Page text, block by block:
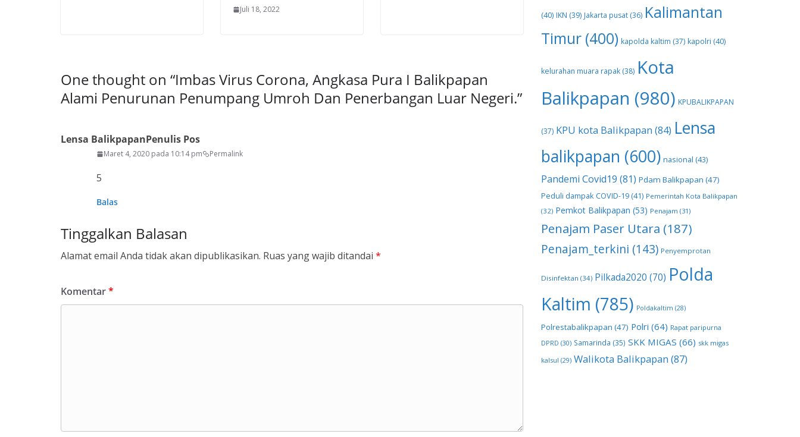
Juli 18, 2022
One thought on “Imbas Virus Corona, Angkasa Pura I Balikpapan
Alami Penurunan Penumpang Umroh Dan Penerbangan Luar Negeri.”
Lensa BalikpapanPenulis Pos
Maret 4, 2020 pada 10:14 pm Permalink
5
Balas
Tinggalkan Balasan
Alamat email Anda tidak akan dipublikasikan. Ruas yang wajib ditandai *
Komentar*
(40) IKN (39) Jakarta pusat (36) Kalimantan
Timur (400) kapolda kaltim (37) kapolri (40)
kelurahan muara rapak (38) Kota
Balikpapan (980) KPUBALIKPAPAN
(37) KPU kota Balikpapan (84) Lensa
balikpapan (600) nasional (43)
Pandemi Covid19 (81) Pdam Balikpapan (47)
Peduli dampak COVID-19 (41) Pemerintah Kota Balikpapan
(32) Pemkot Balikpapan (53) Penajam (31)
Penajam Paser Utara (187)
Penajam_terkini (143) Penyemprotan
Disinfektan (34) Pilkada2020 (70) Polda
Kaltim (785) Poldakaltim (28)
Polrestabalikpapan (47) Polri (64) Rapat paripurna
DPRD (30) Samarinda (35) SKK MIGAS (66) skk migas
kalsul (29) Walikota Balikpapan (87)